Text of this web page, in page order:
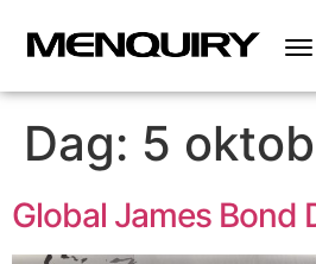
Dag: 5
Global James Bond